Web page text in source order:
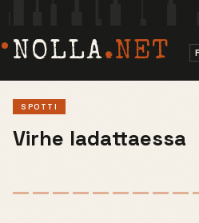
NOLLA.NET
SPOTTI
Virhe ladattaessa